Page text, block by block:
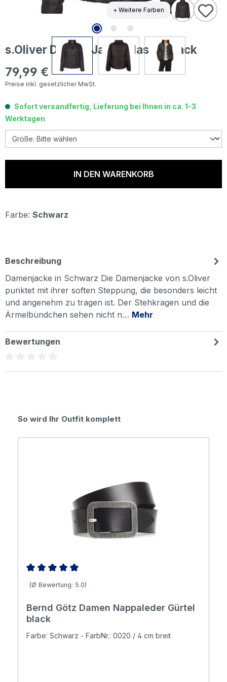
+ Weitere Farben
s.Oliver Damen Jacke classic black
Regulärer Preis:
79,99 €
Preise inkl. gesetzlicher MwSt.
Sofort versandfertig, Lieferung bei Ihnen in ca. 1-3
Werktagen
IN DEN WARENKORB
Farbe: Schwarz
Beschreibung
Damenjacke in Schwarz Die Damenjacke von s.Oliver
punktet mit ihrer soften Steppung, die besonders leicht
und angenehm zu tragen ist. Der Stehkragen und die
Ärmelbündchen sehen nicht n… Mehr
Bewertungen
Produktgalerie überspringen
So wird Ihr Outfit komplett
Durchschnittliche Bewertung von 5 von 5 Sternen
(Ø Bewertung: 5.0)
Bernd Götz Damen Nappaleder Gürtel
black
Farbe: Schwarz - FarbNr.: 0020 / 4 cm breit